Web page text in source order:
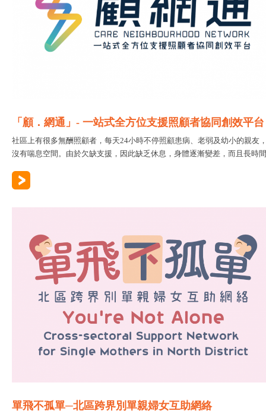
「顧．網通」- 一站式全方位支援照顧者協同創效平台
社區上有很多無酬照顧者，每天24小時不停照顧患病、老弱及幼小的親友
沒有喘息空間。由於欠缺支援，因此缺乏休息，身體逐漸變差，而且長時
單飛不孤單─北區跨界別單親婦女互助網絡